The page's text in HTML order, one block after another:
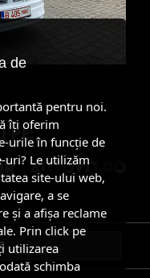
PE:
de
pentru noi.
îţi oferim
urile în funcţie de
uri? Le utilizăm
site-ului web,
a se
şi a afişa reclame
Prin click pe
utilizarea
schimba